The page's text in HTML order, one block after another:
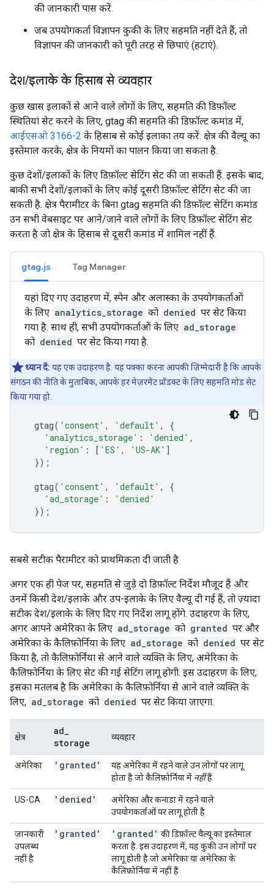
की जानकारी पास करें.
जब उपयोगकर्ता विज्ञापन कुकी के लिए सहमति नहीं देते हैं, तो
विज्ञापन की जानकारी को पूरी तरह से छिपाएं (हटाएं).
देश/इलाके के हिसाब से व्यवहार
कुछ खास इलाकों से आने वाले लोगों के लिए, सहमति की डिफ़ॉल्ट
स्थितियां सेट करने के लिए, gtag की सहमति की डिफ़ॉल्ट कमांड में,
आईएसओ 3166-2 के हिसाब से कोई इलाका तय करें. क्षेत्र की वैल्यू का
इस्तेमाल करके, क्षेत्र के नियमों का पालन किया जा सकता है.
कुछ देशों/इलाकों के लिए डिफ़ॉल्ट सेटिंग सेट की जा सकती हैं. इसके बाद,
बाकी सभी देशों/इलाकों के लिए कोई दूसरी डिफ़ॉल्ट सेटिंग सेट की जा
सकती है. क्षेत्र पैरामीटर के बिना gtag सहमति की डिफ़ॉल्ट सेटिंग कमांड
उन सभी वेबसाइट पर आने/जाने वाले लोगों के लिए डिफ़ॉल्ट सेटिंग सेट
करता है जो क्षेत्र के हिसाब से दूसरी कमांड में शामिल नहीं हैं.
gtag.js Tag Manager
यहां दिए गए उदाहरण में, स्पेन और अलास्का के उपयोगकर्ताओं
के लिए analytics_storage को denied पर सेट किया
गया है. साथ ही, सभी उपयोगकर्ताओं के लिए ad_storage
को denied पर सेट किया गया है.
ध्यान दें: यह एक उदाहरण है. यह पक्का करना आपकी ज़िम्मेदारी है कि आपके
संगठन की नीति के मुताबिक, आपके हर मेज़रमेंट प्रॉडक्ट के लिए सहमति मोड सेट
किया गया हो.
gtag( 'consent' , 'default' ,
{
'analytics_storage' : 'denied' ,
'region' : [ 'ES' , 'US-AK' ]
});
gtag( 'consent' , 'default' ,
{
'ad_storage' :
'denied'
});
सबसे सटीक पैरामीटर को प्राथमिकता दी जाती है
अगर एक ही पेज पर, सहमति से जुड़े दो डिफ़ॉल्ट निर्देश मौजूद हैं और
उनमें किसी देश/इलाके और उप-इलाके के लिए वैल्यू दी गई हैं, तो ज़्यादा
सटीक देश/इलाके के लिए दिए गए निर्देश लागू होंगे. उदाहरण के लिए,
अगर आपने अमेरिका के लिए ad_storage को granted पर और
अमेरिका के कैलिफ़ोर्निया के लिए ad_storage को denied पर सेट
किया है, तो कैलिफ़ोर्निया से आने वाले व्यक्ति के लिए, अमेरिका के
कैलिफ़ोर्निया के लिए सेट की गई सेटिंग लागू होगी. इस उदाहरण के लिए,
इसका मतलब है कि अमेरिका के कैलिफ़ोर्निया से आने वाले व्यक्ति के
लिए, ad_storage को denied पर सेट किया जाएगा.
क्षेत्र
ad
storage
व्यवहार
अमेरिका 'granted'
यह अमेरिका में रहने वाले उन लोगों पर लागू
होता है जो कैलिफ़ोर्निया में नहींहैं
US-CA 'denied'
अमेरिका और कनाडा में रहने वाले
उपयोगकर्ताओं पर लागू होती है
जानकारी
उपलब्ध
नहीं है
'granted' 'granted' की डिफ़ॉल्ट वैल्यू का इस्तेमाल
करता है. इस उदाहरण में, यह कुकी उन लोगों पर
लागू होती है जो अमेरिका या अमेरिका के
कैलिफ़ोर्निया में नहीं हैं